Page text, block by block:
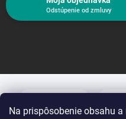
Na prispôsobenie obsahu
Odstúpenie od zmluvy